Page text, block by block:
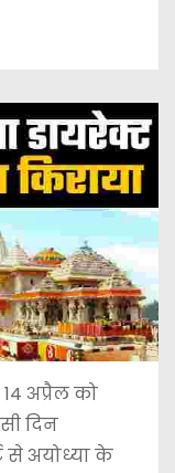
अप्रैल को
दिन
से अयोध्या के